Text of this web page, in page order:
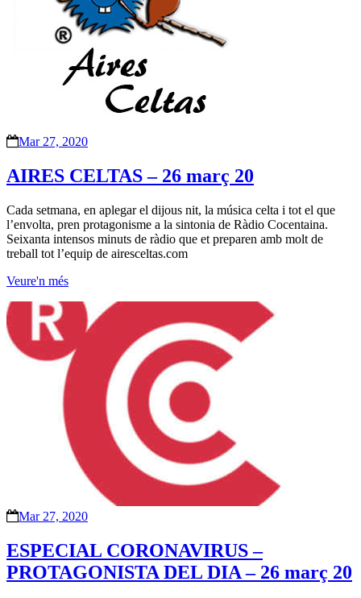
Mar 27, 2020
AIRES CELTAS – 26 març 20
Cada setmana, en aplegar el dijous nit, la música celta i tot el que
l’envolta, pren protagonisme a la sintonia de Ràdio Cocentaina.
Seixanta intensos minuts de ràdio que et preparen amb molt de
treball tot l’equip de airesceltas.com
Veure'n més
Mar 27, 2020
ESPECIAL CORONAVIRUS –
PROTAGONISTA DEL DIA – 26 març 20